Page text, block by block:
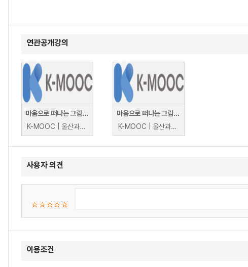
연관공개강의
마음으로 떠나는 그림책 여행
K-MOOC | 울산과학대학교 유수경
마음으로 떠나는 그림책 여행
K-MOOC | 울산과학대학교 유수경
사용자 의견
이용조건